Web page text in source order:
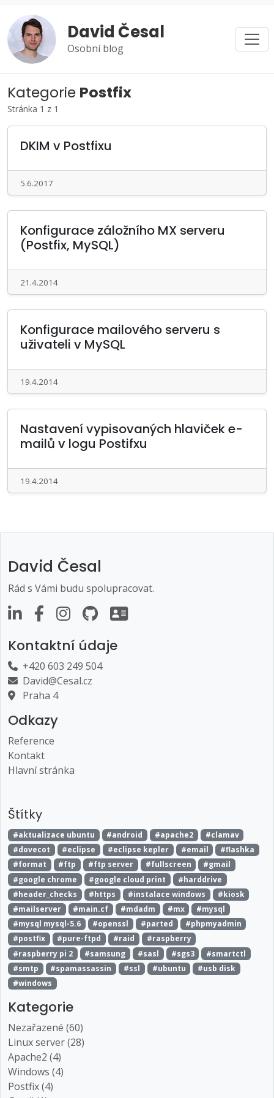
David Česal
Osobní blog
Kategorie Postfix
Stránka 1 z 1
DKIM v Postfixu
5.6.2017
Konfigurace záložního MX serveru
(Postfix, MySQL)
21.4.2014
Konfigurace mailového serveru s
uživateli v MySQL
19.4.2014
Nastavení vypisovaných hlaviček e-
mailů v logu Postifxu
19.4.2014
David Česal
Rád s Vámi budu spolupracovat.
Kontaktní údaje
+420 603 249 504
David@Cesal.cz
Praha 4
Odkazy
Reference
Kontakt
Hlavní stránka
Štítky
#aktualizace ubuntu #android #apache2
#clamav
#dovecot
#eclipse #eclipse kepler #email
#flashka
#format
#ftp #ftp server #fullscreen
#gmail
#google chrome
#google cloud print
#harddrive
#header_checks
#https #instalace windows
#kiosk
#mailserver
#main.cf #mdadm #mx
#mysql
#mysql mysql-5.6
#openssl #parted
#phpmyadmin
#postfix
#pure-ftpd #raid
#raspberry
#raspberry pi 2
#samsung #sasl #sgs3
#smartctl
#smtp
#spamassassin #ssl #ubuntu
#usb disk
#windows
Kategorie
Nezařazené (60)
Linux server (28)
Apache2 (4)
Windows (4)
Postfix (4)